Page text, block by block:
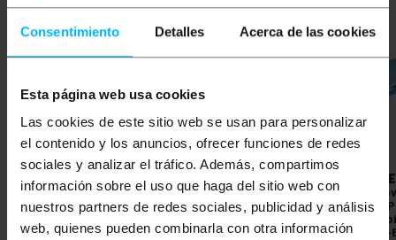
Consentimiento Detalles Acerca de las cookies
Esta página web usa cookies
Las cookies de este sitio web se usan para personalizar
el contenido y los anuncios, ofrecer funciones de redes
sociales y analizar el tráfico. Además, compartimos
información sobre el uso que haga del sitio web con
nuestros partners de redes sociales, publicidad y análisis
web, quienes pueden combinarla con otra información
LANBERG Kabel
sieciowy Ethernet kat.
5e UTP 0,5 m niebieski
PCU5-10CC-0050-B
NIEDOSTĘPNY
LANBERG Kabel
sieciowy Ethernet kat.
5e UTP o długości 20 m
niebieski PCU5-10CC-
2000-B
5e
m
0025-